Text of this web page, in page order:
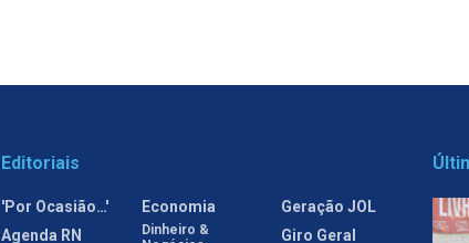
Editoriais
'Por Ocasião…'
Agenda RN
Economia
Dinheiro &
Geração JOL
Giro Geral